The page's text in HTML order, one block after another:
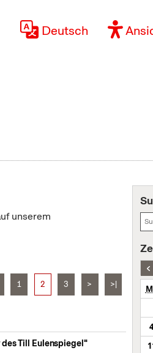
Deutsch
unserem
1 2 3 > >|
Till Eulenspiegel"